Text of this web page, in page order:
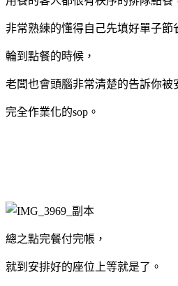
非常熟練的懂得自己先填好單子節
輪到點餐的時候，
老闆也會頭腦非常清楚的告訴你被
完全作業化的sop。
總之點完餐付完帳，
就到安排好的座位上等就是了。